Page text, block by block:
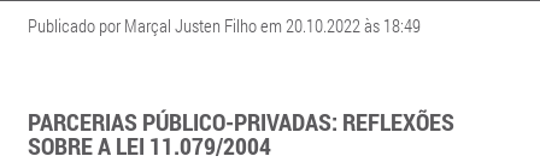
Publicado por Marçal Justen Filho em 20.10.2022 às 18:49
PARCERIAS PÚBLICO-PRIVADAS: REFLEXÕES
SOBRE A LEI 11.079/2004